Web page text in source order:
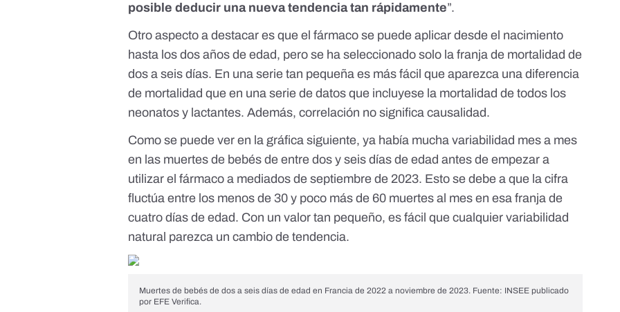
posible deducir una nueva tendencia tan rápidamente”.
Otro aspecto a destacar es que el fármaco se puede aplicar desde el nacimiento
hasta los dos años de edad, pero se ha seleccionado solo la franja de mortalidad de
dos a seis días. En una serie tan pequeña es más fácil que aparezca una diferencia
de mortalidad que en una serie de datos que incluyese la mortalidad de todos los
neonatos y lactantes. Además,correlación no significa causalidad.
Como se puede ver en la gráfica siguiente, ya había mucha variabilidad mes a mes
en las muertes de bebés de entre dos y seis días de edad antes de empezar a
utilizar el fármaco a mediados de septiembre de 2023. Esto se debe a que la cifra
fluctúa entre los menos de 30 y poco más de 60 muertes al mes en esa franja de
cuatro días de edad. Con un valor tan pequeño, es fácil que cualquier variabilidad
natural parezca un cambio de tendencia.
Muertes de bebés de dos a seis días de edad en Francia de 2022 a noviembre de 2023. Fuente: INSEE publicado
por EFE Verifica.